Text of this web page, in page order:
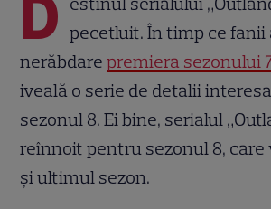
D pecetluit. În timp ce fanii
nerăbdarepremiera sezonului
iveală o serie de detalii
sezonul 8. Ei bine, serialul
reînnoit pentru sezonul 8, care
și ultimul sezon.